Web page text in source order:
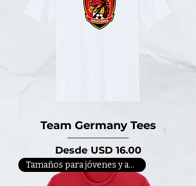
Team Germany Tees
Desde USD 16.00
Precio de oferta
Tamaños para jóvenes y adultos